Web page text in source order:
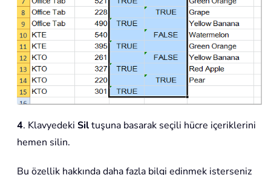
4. Klavyedeki Siltuşuna basarak seçili hücre içeriklerini
hemen silin.
Bu özellik hakkında daha fazla bilgi edinmek isterseniz